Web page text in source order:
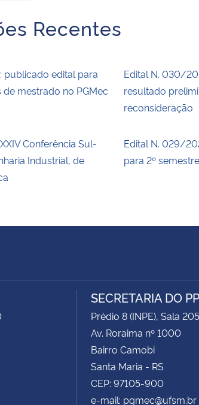
Recentes
edital para
mestrado no PGMec
Edital N. 030/
resultado
reconsideração
Conferência Sul-
Industrial, de
Edital N. 029/
para 2º
SECRETARIA DO
Prédio 8 (INPE), Sala
Av. Roraima nº 1000
Bairro Camobi
Santa Maria - RS
CEP: 97105-900
e-mail: pgmec@ufsm.br